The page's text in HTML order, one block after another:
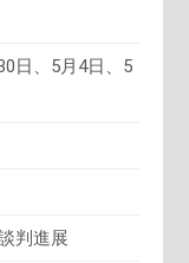
日、5月4日、5
判進展